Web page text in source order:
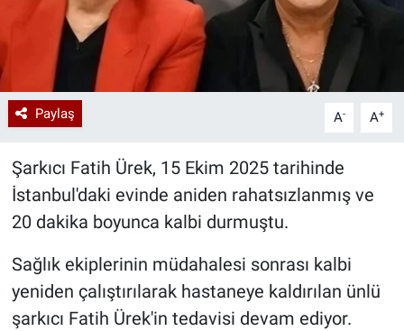
Paylaş A- A+
Şarkıcı Fatih Ürek, 15 Ekim 2025 tarihinde
İstanbul'daki evinde aniden rahatsızlanmış ve
20 dakika boyunca kalbi durmuştu.
Sağlık ekiplerinin müdahalesi sonrası kalbi
yeniden çalıştırılarak hastaneye kaldırılan ünlü
şarkıcı Fatih Ürek'in tedavisi devam ediyor.
Ramazan